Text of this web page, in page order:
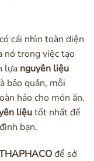
cái nhìn toàn diện
nó trong việc tạo
lựa nguyên liệu
bảo quản, mỗi
hảo cho món ăn.
liệutốt nhất để
bạn.
để sở